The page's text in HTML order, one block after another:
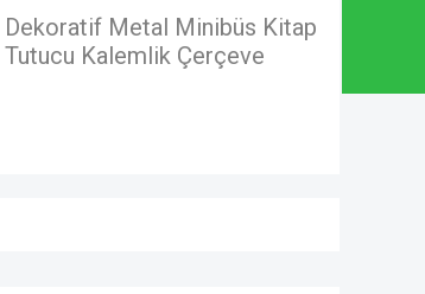
Dekoratif Metal Minibüs Kitap
Tutucu Kalemlik Çerçeve